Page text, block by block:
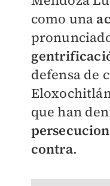
como una
defensa de
que han
contra.